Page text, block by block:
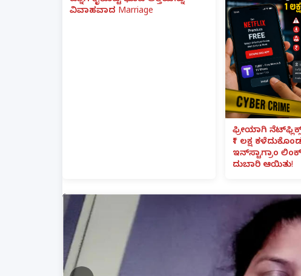
ವಿವಾಹವಾದ Marriage
ಫ್ರೀಯಾಗಿ
₹1 ಲಕ್ಷ
ಇನ್‌ಸ್ಟಾಗ್ರಾಂ
ದುಬಾರಿ ಆಯಿತು!